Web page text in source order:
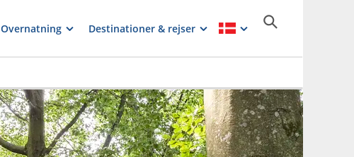
Overnatning Destinationer & rejser